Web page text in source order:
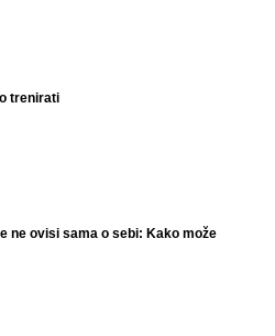
trenirati
ne ovisi sama o sebi: Kako može